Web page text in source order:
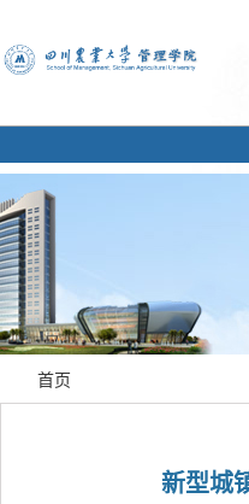
首页
新型城